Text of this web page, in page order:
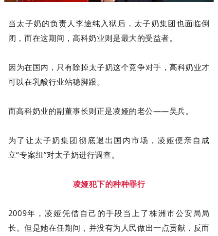
当太子奶的负责人李途纯入狱后，太子奶集团也面临倒
闭，而在这期间，高科奶业则是最大的受益者。
因为在国内，只有除掉太子奶这个竞争对手，高科奶业才
可以在乳酸行业站稳脚跟。
而高科奶业的副董事长则正是凌娅的老公——吴兵。
为了让太子奶集团彻底退出国内市场，凌娅便亲自成
立“专案组”对太子奶进行调查。
凌娅犯下的种种罪行
2009年，凌娅凭借自己的手段当上了株洲市公安局局
长。但是她在任期间，并没有为人民做出一点贡献，反而